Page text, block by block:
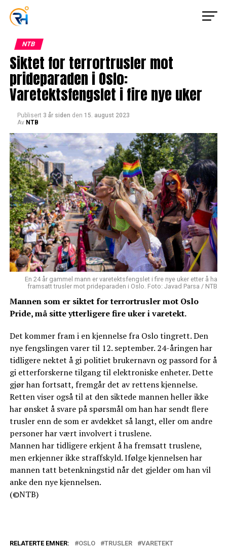
NTB
Siktet for terrortrusler mot
prideparaden i Oslo:
Varetektsfengslet i fire nye uker
Publisert 3 år siden den 15. august 2023
Av NTB
En 24 år gammel mann er varetektsfengslet i fire nye uker etter å ha
framsatt trusler mot prideparaden i Oslo. Foto: Javad Parsa / NTB
Mannen som er siktet for terrortrusler mot Oslo
Pride, må sitte ytterligere fire uker i varetekt.
Det kommer fram i en kjennelse fra Oslo tingrett. Den
nye fengslingen varer til 12. september. 24-åringen har
tidligere nektet å gi politiet brukernavn og passord for å
gi etterforskerne tilgang til elektroniske enheter. Dette
gjør han fortsatt, fremgår det av rettens kjennelse.
Retten viser også til at den siktede mannen heller ikke
har ønsket å svare på spørsmål om han har sendt flere
trusler enn de som er avdekket så langt, eller om andre
personer har vært involvert i truslene.
Mannen har tidligere erkjent å ha fremsatt truslene,
men erkjenner ikke straffskyld. Ifølge kjennelsen har
mannen tatt betenkningstid når det gjelder om han vil
anke den nye kjennelsen.
(©NTB)
RELATERTE EMNER: OSLO TRUSLER VARETEKT